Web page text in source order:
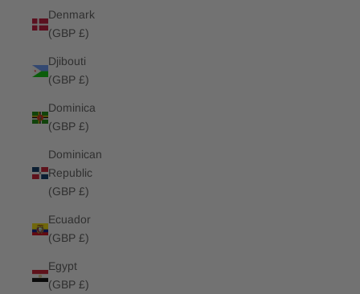
Denmark
(GBP £)
Djibouti
(GBP £)
Dominica
(GBP £)
Dominican
Republic
(GBP £)
Ecuador
(GBP £)
Egypt
(GBP £)